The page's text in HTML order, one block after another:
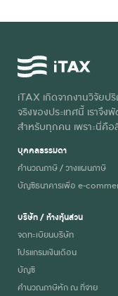
มอบอำนาจ ให้ผู้
อื่นไปดำเนินการ
iTAX เกิดจากงานวิจัยป
จริงของประเทศนี้ เราจึง
สำหรับทุกคน เพราะนี่คื
บุคคลธรรมดา
คำนวณภาษี / วางแผนภาษี
บัญชีธนาคารเพื่อ e-
บริษัท / ห้างหุ้นส่วน
จดทะเบียนบริษัท
โปรแกรมเงินเดือน
บัญชี
คำนวณภาษีหัก ณ ที่จ่าย